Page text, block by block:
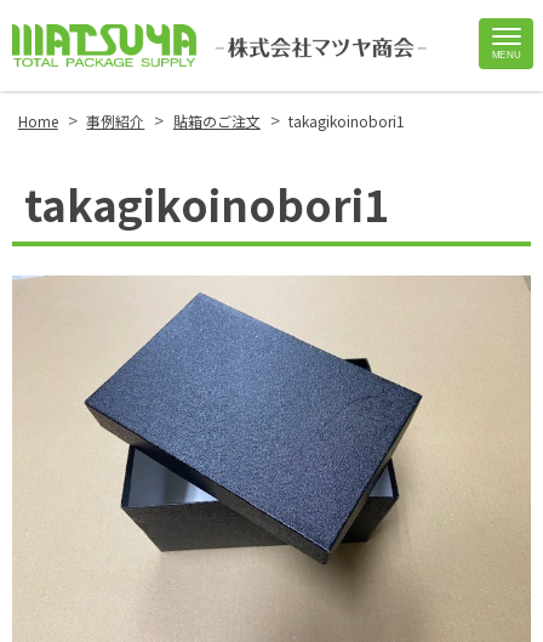
MENU
Home > 事例紹介 > 貼箱のご注文 > takagikoinobori1
takagikoinobori1
Site
Footer